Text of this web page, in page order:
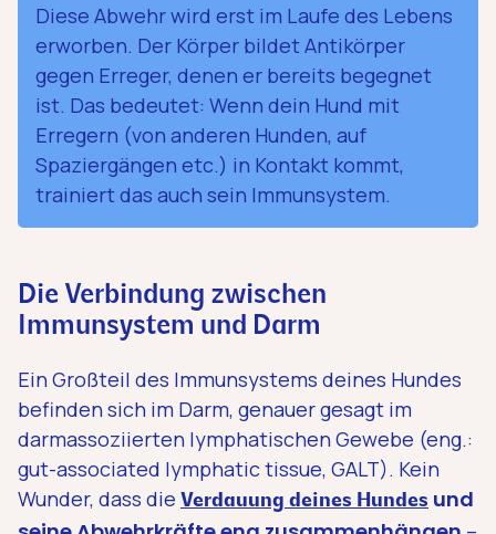
Diese Abwehr wird erst im Laufe des Lebens
erworben. Der Körper bildet Antikörper
gegen Erreger, denen er bereits begegnet
ist. Das bedeutet: Wenn dein Hund mit
Erregern (von anderen Hunden, auf
Spaziergängen etc.) in Kontakt kommt,
trainiert das auch sein Immunsystem.
Die Verbindung zwischen
Immunsystem und Darm
Ein Großteil des Immunsystems deines Hundes
befinden sich im Darm, genauer gesagt im
darmassoziierten lymphatischen Gewebe (eng.:
gut-associated lymphatic tissue, GALT). Kein
Wunder, dass die Verdauung deines Hundes und